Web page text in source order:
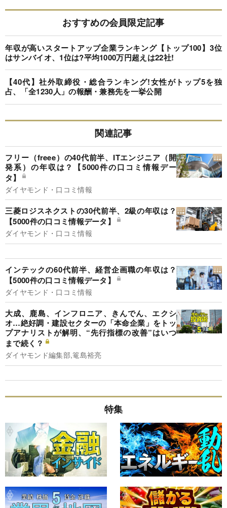
おすすめの会員限定記事
年収が高いスタートアップ企業ランキング【トップ100】3位
はサンバイオ、1位は?平均1000万円超えは22社!
【40代】社外取締役・総合ランキング!女性がトップ5を独
占、「全1230人」の報酬・兼務先を一挙公開
関連記事
フリー（freee）の40代前半、ITエンジニア（開
発系）の年収は？【5000件の口コミ情報デー
タ】
ダイヤモンド・口コミ情報
三菱ロジスネクストの30代前半、2級の年収は？
【5000件の口コミ情報データ】
ダイヤモンド・口コミ情報
インテックの60代前半、経営企画職の年収は？
【5000件の口コミ情報データ】
ダイヤモンド・口コミ情報
大成、鹿島、インフロニア、きんでん、エクシ
オ…絶好調・建設セクターの「本命企業」をトッ
プアナリストが解明、“先行指標の改善”はいつ
まで続く？
ダイヤモンド編集部,篭島裕亮
特集